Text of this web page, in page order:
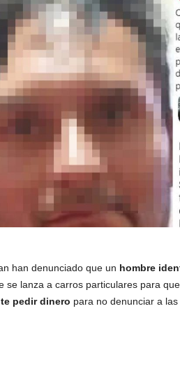
han denunciado que un hombre
se lanza a carros particulares para
pedir dinero para no denunciar a las